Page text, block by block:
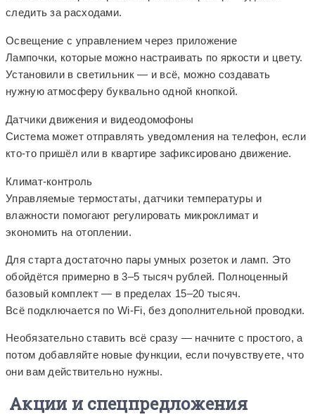
следить за расходами.
Освещение с управлением через приложение
Лампочки, которые можно настраивать по яркости и цвету.
Установили в светильник — и всё, можно создавать
нужную атмосферу буквально одной кнопкой.
Датчики движения и видеодомофоны
Система может отправлять уведомления на телефон, если
кто-то пришёл или в квартире зафиксировано движение.
Климат-контроль
Управляемые термостаты, датчики температуры и
влажности помогают регулировать микроклимат и
экономить на отоплении.
Для старта достаточно пары умных розеток и ламп. Это
обойдётся примерно в 3–5 тысяч рублей. Полноценный
базовый комплект — в пределах 15–20 тысяч.
Всё подключается по Wi-Fi, без дополнительной проводки.
Необязательно ставить всё сразу — начните с простого, а
потом добавляйте новые функции, если почувствуете, что
они вам действительно нужны.
Акции и спецпредложения